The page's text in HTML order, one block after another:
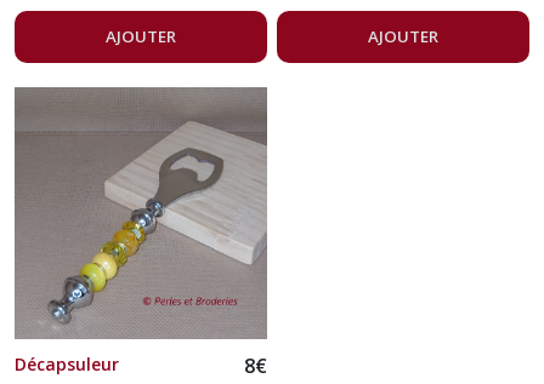
AJOUTER AJOUTER
Décapsuleur 8€